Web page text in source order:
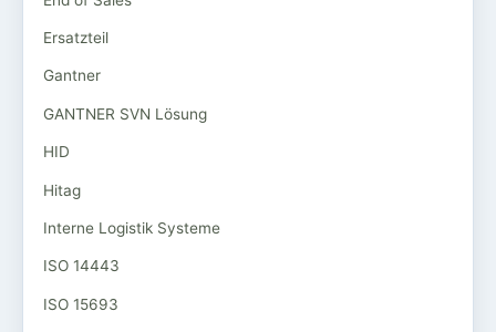
Ersatzteil
Gantner
GANTNER SVN Lösung
HID
Hitag
Interne Logistik Systeme
ISO 14443
ISO 15693